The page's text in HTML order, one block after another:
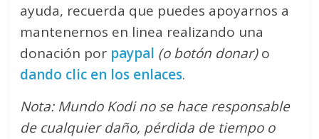
ayuda, recuerda que puedes apoyarnos a
mantenernos en linea realizando una
donación por paypal (o botón donar)o
dando clic en los enlaces.
Nota: Mundo Kodi no se hace responsable
de cualquier daño, pérdida de tiempo o